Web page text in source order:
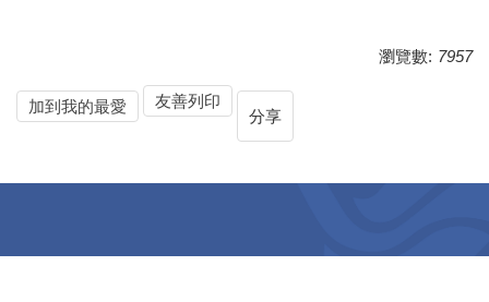
瀏覽數: 7957
加到我的最愛
友善列印
分享